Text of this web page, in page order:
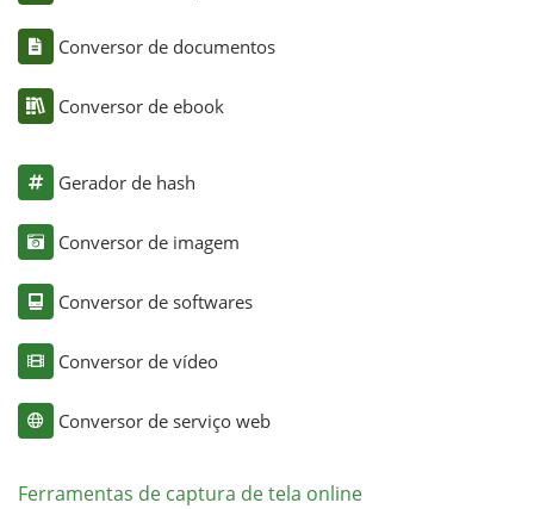
Conversor de documentos
Conversor de ebook
Gerador de hash
Conversor de imagem
Conversor de softwares
Conversor de vídeo
Conversor de serviço web
Ferramentas de captura de tela online